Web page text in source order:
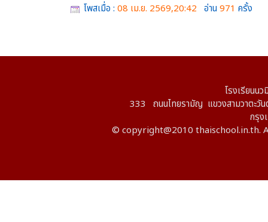
โพสเมื่อ : 08 เม.ย. 2569,20:42 อ่าน 971 ครั้ง
โรงเรียนน
333 ถนนไทยรามัญ แขวงสามวาตะวันต
กรุง
© copyright@2010 thaischool.in.th.